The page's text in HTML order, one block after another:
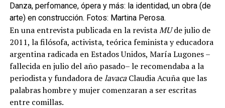
Danza, perfomance, ópera y más: la identidad, un obra (de
arte) en construcción. Fotos: Martina Perosa.
En una entrevista publicada en la revistaMUde julio de
2011, la filósofa, activista, teórica feminista y educadora
argentina radicada en Estados Unidos, María Lugones –
fallecida en julio del año pasado– le recomendaba a la
periodista y fundadora delavacaClaudia Acuña que las
palabras hombre y mujer comenzaran a ser escritas
entre comillas.